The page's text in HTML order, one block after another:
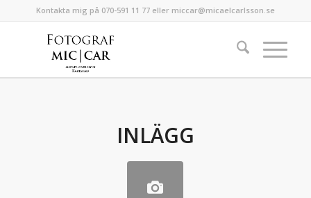
Kontakta mig på 070-591 11 77 eller miccar@micaelcarlsson.se
INLÄGG